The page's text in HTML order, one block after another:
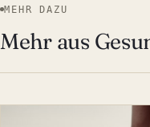
MEHR DAZU
Mehr aus